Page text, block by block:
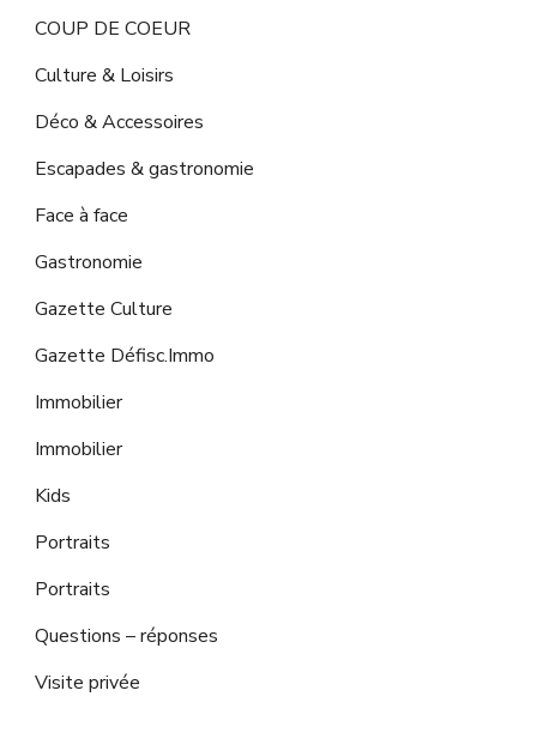
COUP DE COEUR
Culture & Loisirs
Déco & Accessoires
Escapades & gastronomie
Face à face
Gastronomie
Gazette Culture
Gazette Défisc.Immo
Immobilier
Immobilier
Kids
Portraits
Portraits
Questions – réponses
Visite privée